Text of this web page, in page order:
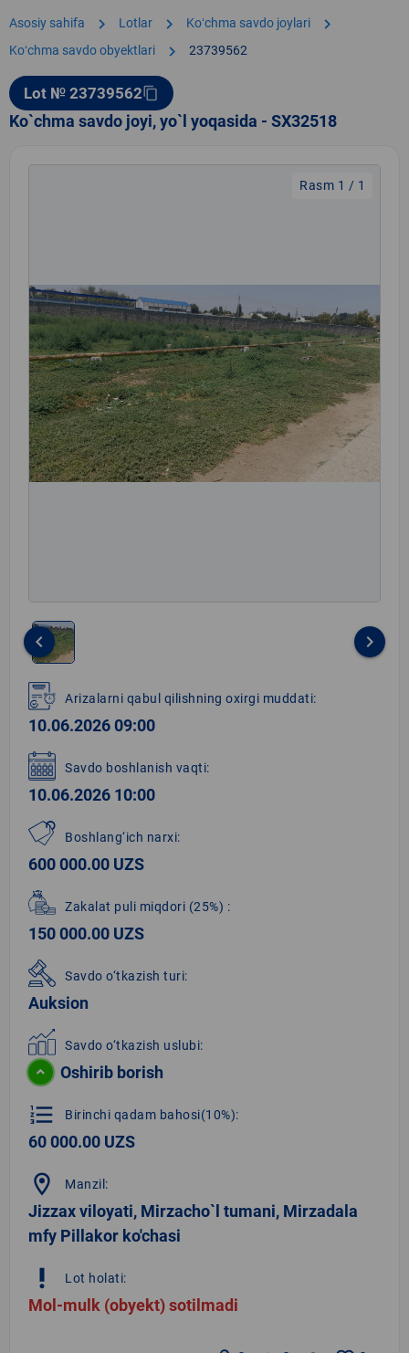
Asosiy sahifa chevron_right Lotlar chevron_right Koʻchma savdo joylari chevron_right
Koʻchma savdo obyektlari chevron_right 23739562
Lot № 23739562content_copy
Ko`chma savdo joyi, yo`l yoqasida - SX32518
Rasm 1 / 1
1
of
1
keyboard_arrow_left keyboard_arrow_right
Arizalarni qabul qilishning oxirgi muddati:
10.06.2026 09:00
Savdo boshlanish vaqti:
10.06.2026 10:00
Boshlang‘ich narxi:
600 000.00 UZS
Zakalat puli miqdori (25%) :
150 000.00 UZS
Savdo o‘tkazish turi:
Auksion
Savdo o‘tkazish uslubi:
Oshirib borish
format_list_numbered Birinchi qadam bahosi(10%):
60 000.00 UZS
location_on Manzil:
Jizzax viloyati, Mirzacho`l tumani, Mirzadala
mfy Pillakor ko'chasi
priority_high Lot holati:
Mol-mulk (obyekt) sotilmadi